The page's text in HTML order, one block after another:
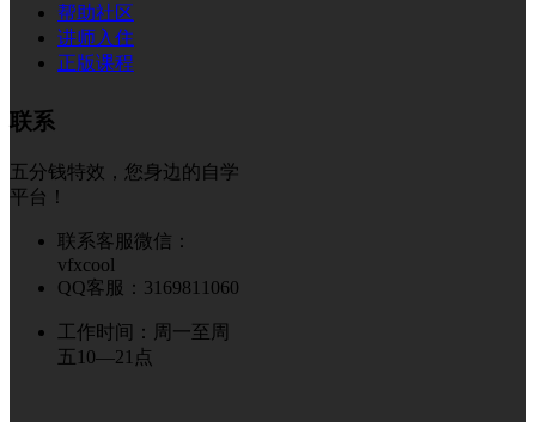
帮助社区
讲师入住
正版课程
联系
五分钱特效，您身边的自学
平台！
联系客服微信：
vfxcool
QQ客服：3169811060
工作时间：周一至周
五10—21点